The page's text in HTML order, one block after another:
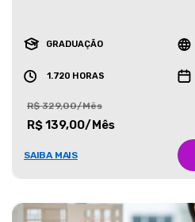
GRADUAÇÃO
1.720 HORAS
R$ 329,00/Mês
R$ 139,00/Mês
SAIBA MAIS